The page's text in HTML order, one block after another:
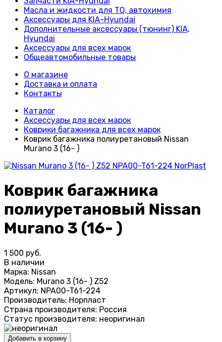
Масла и жидкости для ТО, автохимия
Аксессуары для KIA-Hyundai
Дополнительные аксессуары (тюнинг) KIA,
Hyundai
Аксессуары для всех марок
Общеавтомобильные товары
О магазине
Доставка и оплата
Контакты
Каталог
Аксессуары для всех марок
Коврики багажника для всех марок
Коврик багажника полиуретановый Nissan
Murano 3 (16- )
Коврик багажника
полиуретановый Nissan
Murano 3 (16- )
1 500 руб.
В наличии
Марка: Nissan
Модель: Murano 3 (16- ) Z52
Артикул: NPA00-T61-224
Производитель: Норпласт
Страна производителя: Россия
Статус производителя: неоригинал
Добавить в корзину